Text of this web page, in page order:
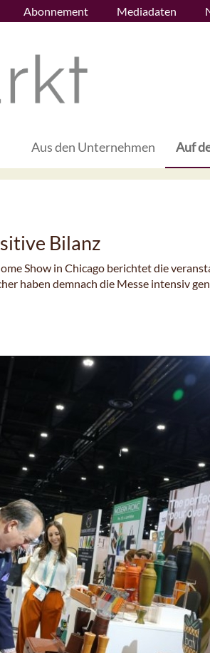
Abonnement Mediadaten
Aus den Unternehmen Auf
Bilanz
Show in Chicago berichtet die
haben demnach die Messe intensiv